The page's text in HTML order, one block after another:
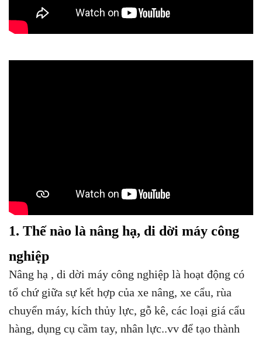
1. Thế nào là nâng hạ, di dời máy công
nghiệp
Nâng hạ , di dời máy công nghiệp là hoạt động có
tổ chứ giữa sự kết hợp của xe nâng, xe cẩu, rùa
chuyển máy, kích thủy lực, gỗ kê, các loại giá cẩu
hàng, dụng cụ cầm tay, nhân lực..vv để tạo thành